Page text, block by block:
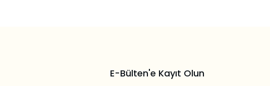
E-Bülten'e Kayıt Olun